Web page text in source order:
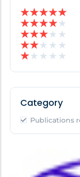
★★★★★
★★★★★
★★★★ ★
★★★ ★ ★
★★ ★ ★ ★
Category
Publications